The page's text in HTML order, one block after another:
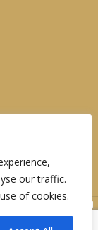
our traffic.
of cookies.
| Kalėdiniai